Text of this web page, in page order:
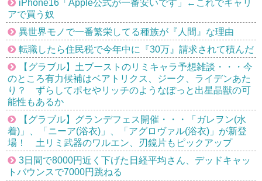
iPhone16「Apple公式が一番安いです」←これでキャリ
アで買う奴
異世界モノで一番繁栄してる種族が『人間』な理由
転職したら住民税で今年中に『30万』請求されて積んだ
【グラブル】土ブーストのリミキャラ予想雑談・・・今
のところ有力候補はベアトリクス、ジーク、ライデンあた
り？ ずらしてポセやリッチのようなぽっと出星晶獣の可
能性もあるか
【グラブル】グランデフェス開催・・・「ガレヲン(水
着)」、「ニーア(浴衣)」、「アグロヴァル(浴衣)」が新登
場！ 土リミ武器のワルエン、刃鏡片もピックアップ
3日間で8000円近く下げた日経平均さん、デッドキャッ
トバウンスで7000円跳ねる